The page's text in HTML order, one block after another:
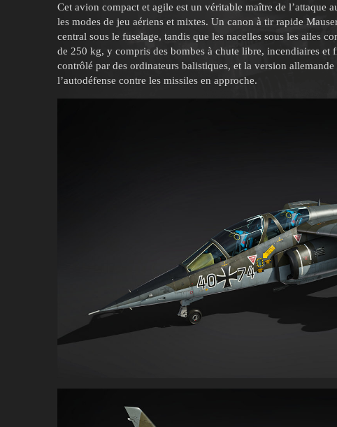
Cet avion compact et agile est un véritable maître de l’attaque
les modes de jeu aériens et mixtes. Un canon à tir rapide
central sous le fuselage, tandis que les nacelles sous les ailes
de 250 kg, y compris des bombes à chute libre, incendiaires et
contrôlé par des ordinateurs balistiques, et la version
l’autodéfense contre les missiles en approche.